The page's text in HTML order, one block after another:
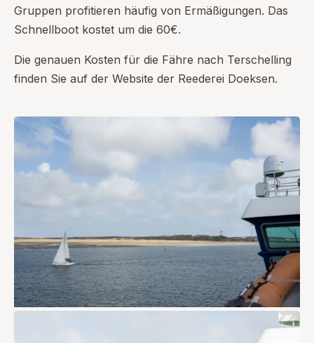
Gruppen profitieren häufig von Ermäßigungen. Das
Schnellboot kostet um die 60€.
Die genauen Kosten für die Fähre nach Terschelling
finden Sie auf der Website der Reederei Doeksen.